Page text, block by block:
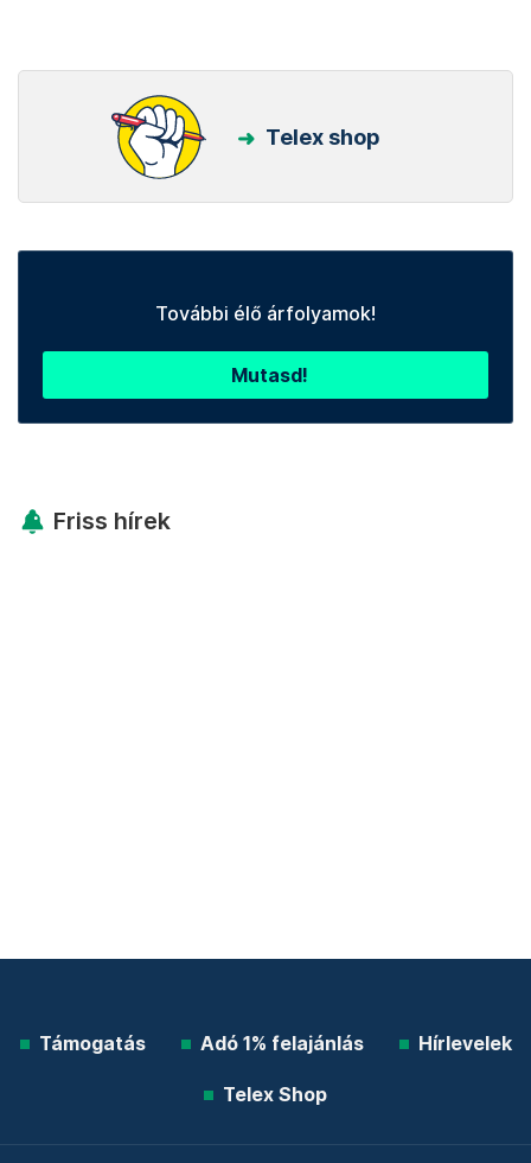
Telex shop
További élő árfolyamok!
Mutasd!
Friss hírek
Támogatás Adó 1% felajánlás Hírlevelek
Telex Shop